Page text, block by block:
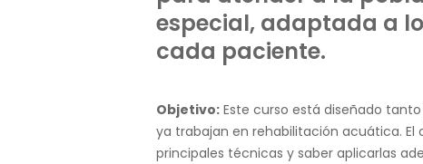
especial, adaptada a
cada paciente.
Objetivo: Este curso está diseñado
ya trabajan en rehabilitación acuática.
principales técnicas y saber aplicarlas